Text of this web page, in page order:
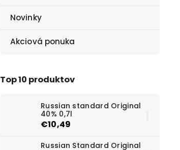
Novinky
Akciová ponuka
Top 10 produktov
Russian standard Original
40% 0,7l
€10,49
Russian Standard Original